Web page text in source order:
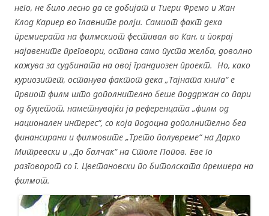
него, не било лесно да се добијат и Тиери Фремо и Жан
Клод Кариер во главните ролји. Самиот факт дека
премиерата на филмскиот фестивал во Кан, и покрај
најавените преговори, остана само пуста желба, доволно
кажува за судбината на овој грандиозен проект. Но, како
куриозитет, останува фактот дека „Тајната книга“ е
првиот филм што дополнително беше поддржан со пари
од буџетот, наметнувајќи ја референцата „филм од
национален интерес“, со која подоцна дополнително беа
финансирани и филмовите „Трето полувреме“ на Дарко
Митревски и „До балчак“ на Столе Попов. Еве го
разговорот со г. Цветановски по битолската премиера на
филмот.